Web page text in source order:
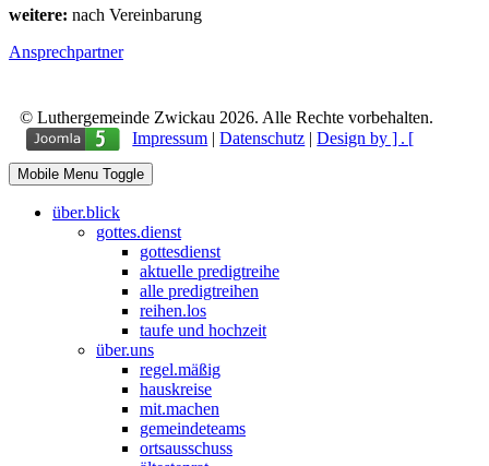
weitere: nach Vereinbarung
Ansprechpartner
© Luthergemeinde Zwickau 2026. Alle Rechte vorbehalten.
Impressum |Datenschutz |Design by ] . [
Mobile Menu Toggle
über.blick
gottes.dienst
gottesdienst
aktuelle predigtreihe
alle predigtreihen
reihen.los
taufe und hochzeit
über.uns
regel.mäßig
hauskreise
mit.machen
gemeindeteams
ortsausschuss